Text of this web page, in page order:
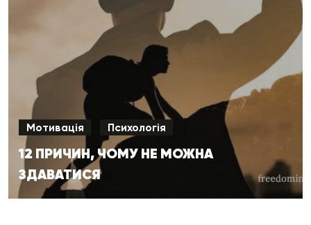
Мотивація Психологія
12 ПРИЧИН, ЧОМУ НЕ МОЖНА
ЗДАВАТИСЯ